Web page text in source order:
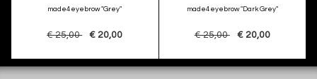
made4eyebrow "Grey"
€ 25,00 € 20,00
made4eyebrow "Dark Grey"
€ 25,00 € 20,00